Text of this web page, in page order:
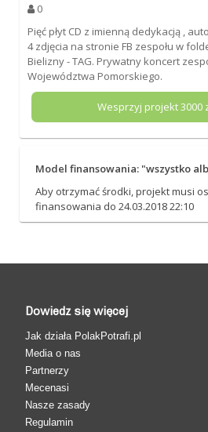
0
Pięć płyt CD z imienną dedykacją ,
4 zdjęcia na stronie FB zespołu w
Bielizny - TAG. Prywatny koncert
Województwa Pomorskiego.
Wesprzyj projekt3000
Model finansowania: "wszystko
Aby otrzymać środki, projekt musi
finansowania do 24.03.2018 22:10
Dowiedz się więcej
Jak działa PolakPotrafi.pl
Media o nas
Partnerzy
Mecenasi
Nasze zasady
Regulamin